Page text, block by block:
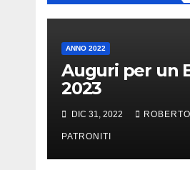
ANNO 2022
Auguri per un
2023
DIC 31, 2022 ROBERTO
PATRONITI